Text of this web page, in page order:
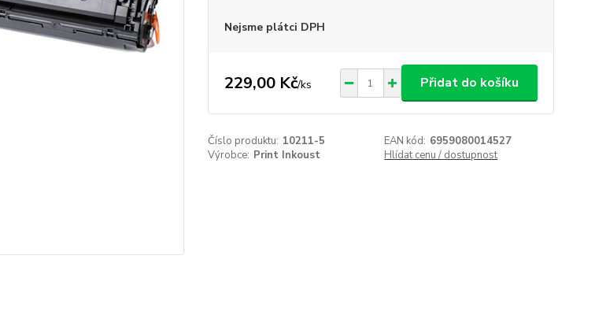
Nejsme plátci DPH
229,00 Kč/ks Přidat do košíku
Číslo produktu: 10211-5 EAN kód: 6959080014527
Výrobce: Print Inkoust Hlídat cenu / dostupnost